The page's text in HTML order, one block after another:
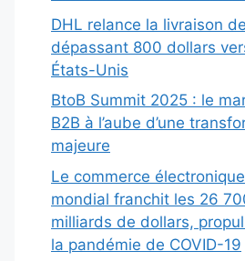
DHL relance la livraison
dépassant 800 dollars
États-Unis
BtoB Summit 2025 : le
B2B à l’aube d’une
majeure
Le commerce électronique
mondial franchit les 26
milliards de dollars,
la pandémie de COVID-19